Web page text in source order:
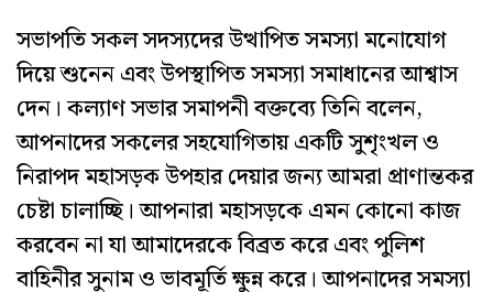
সভাপতি সকল সদস্যদের উত্থাপিত সমস্যা মনোযোগ
দিয়ে শুনেন এবং উপস্থাপিত সমস্যা সমাধানের আশ্বাস
দেন। কল্যাণ সভার সমাপনী বক্তব্যে তিনি বলেন,
আপনাদের সকলের সহযোগিতায় একটি সুশৃংখল ও
নিরাপদ মহাসড়ক উপহার দেয়ার জন্য আমরা প্রাণান্তকর
চেষ্টা চালাচ্ছি। আপনারা মহাসড়কে এমন কোনো কাজ
করবেন না যা আমাদেরকে বিব্রত করে এবং পুলিশ
বাহিনীর সুনাম ও ভাবমূর্তি ক্ষুন্ন করে। আপনাদের সমস্যা